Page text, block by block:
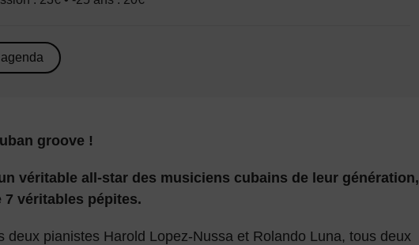
groove !
véritable all-star des musiciens cubains de leur génération,
7 véritables pépites.
deux pianistes Harold Lopez-Nussa et Rolando Luna, tous deux